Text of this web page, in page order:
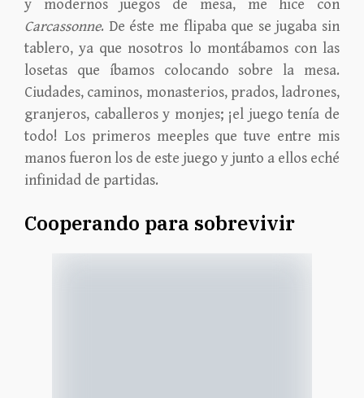
y modernos juegos de mesa, me hice con
Carcassonne. De éste me flipaba que se jugaba sin
tablero, ya que nosotros lo montábamos con las
losetas que íbamos colocando sobre la mesa.
Ciudades, caminos, monasterios, prados, ladrones,
granjeros, caballeros y monjes; ¡el juego tenía de
todo! Los primeros meeples que tuve entre mis
manos fueron los de este juego y junto a ellos eché
infinidad de partidas.
Cooperando para sobrevivir